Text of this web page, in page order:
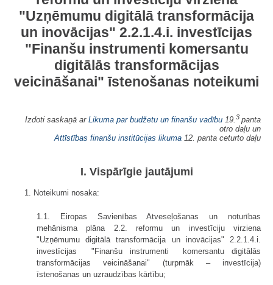
"Uzņēmumu digitālā transformācija
un inovācijas" 2.2.1.4.i. investīcijas
"Finanšu instrumenti komersantu
digitālās transformācijas
veicināšanai" īstenošanas noteikumi
Izdoti saskaņā ar Likuma par budžetu un finanšu vadību 19.3 panta
otro daļu un
Attīstības finanšu institūcijas likuma 12. panta ceturto daļu
I. Vispārīgie jautājumi
1. Noteikumi nosaka:
1.1. Eiropas Savienības Atveseļošanas un noturības
mehānisma plāna 2.2. reformu un investīciju virziena
"Uzņēmumu digitālā transformācija un inovācijas" 2.2.1.4.i.
investīcijas "Finanšu instrumenti komersantu digitālās
transformācijas veicināšanai" (turpmāk – investīcija)
īstenošanas un uzraudzības kārtību;